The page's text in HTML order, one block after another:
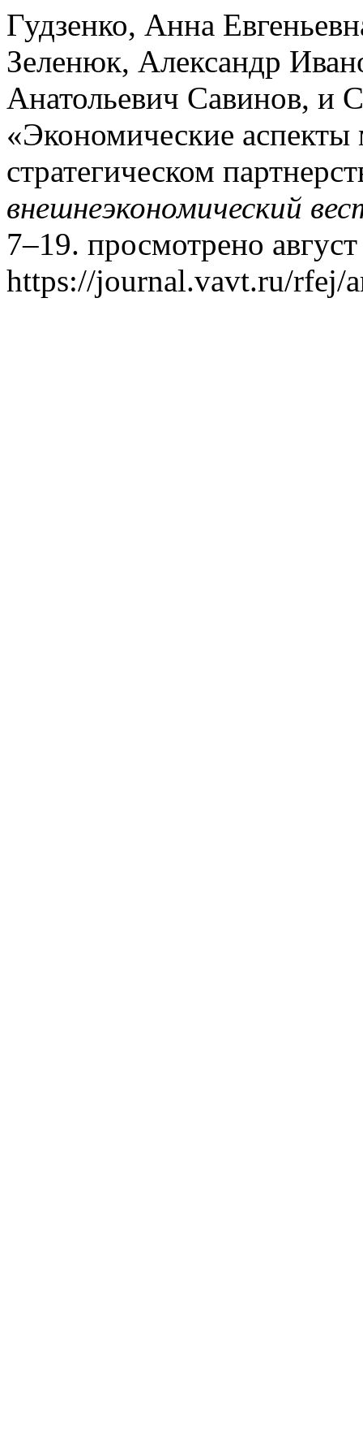
Гудзенко, Анна
Зеленюк, Александр
Анатольевич Савинов, и
«Экономические
стратегическом
внешнеэкономический
7–19. просмотрено
https://journal.vavt.ru/rfej/